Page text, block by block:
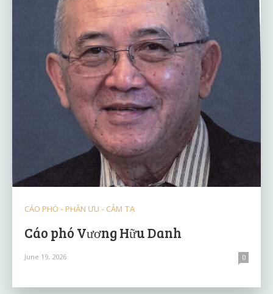
CÁO PHÓ - PHÂN ƯU - CẢM TẠ
Cáo phó Vương Hữu Danh
June 19, 2026 0